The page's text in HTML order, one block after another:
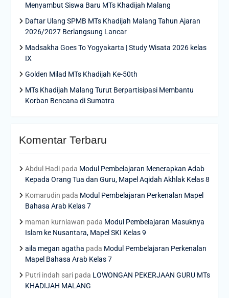
Menyambut Siswa Baru MTs Khadijah Malang
Daftar Ulang SPMB MTs Khadijah Malang Tahun Ajaran
2026/2027 Berlangsung Lancar
Madsakha Goes To Yogyakarta | Study Wisata 2026 kelas
IX
Golden Milad MTs Khadijah Ke-50th
MTs Khadijah Malang Turut Berpartisipasi Membantu
Korban Bencana di Sumatra
Komentar Terbaru
Abdul Hadipada Modul Pembelajaran Menerapkan Adab
Kepada Orang Tua dan Guru, Mapel Aqidah Akhlak Kelas 8
Komarudin pada Modul Pembelajaran Perkenalan Mapel
Bahasa Arab Kelas 7
maman kurniawan pada Modul Pembelajaran Masuknya
Islam ke Nusantara, Mapel SKI Kelas 9
aila megan agatha pada Modul Pembelajaran Perkenalan
Mapel Bahasa Arab Kelas 7
Putri indah saripada LOWONGAN PEKERJAAN GURU MTs
KHADIJAH MALANG